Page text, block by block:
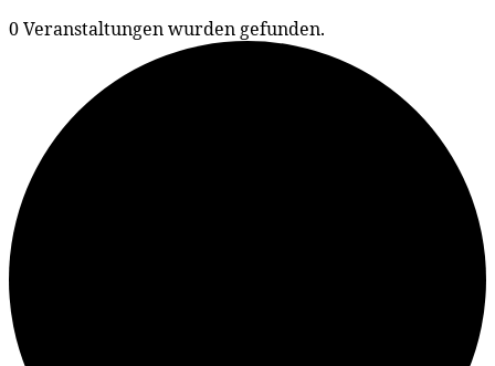
0 Veranstaltungen wurden gefunden.